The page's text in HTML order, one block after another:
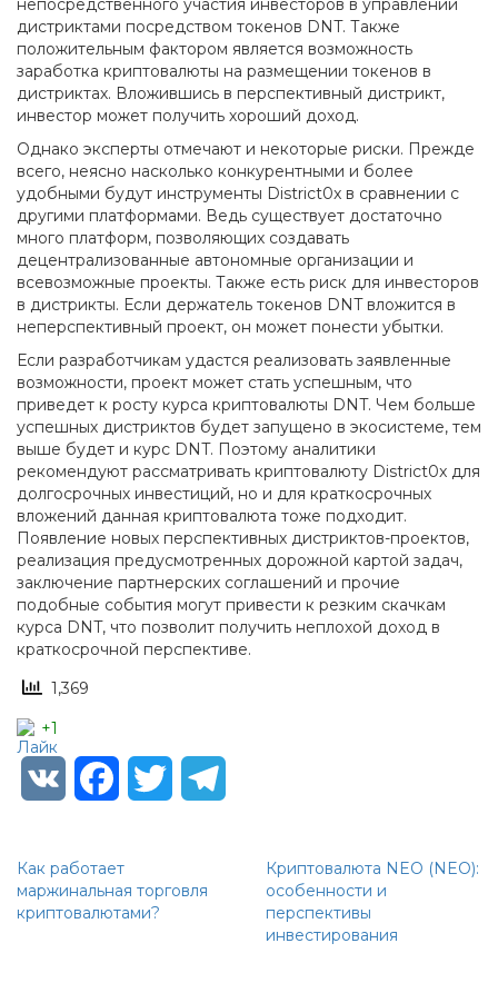
непосредственного участия инвесторов в управлении
дистриктами посредством токенов DNT. Также
положительным фактором является возможность
заработка криптовалюты на размещении токенов в
дистриктах. Вложившись в перспективный дистрикт,
инвестор может получить хороший доход.
Однако эксперты отмечают и некоторые риски. Прежде
всего, неясно насколько конкурентными и более
удобными будут инструменты District0x в сравнении с
другими платформами. Ведь существует достаточно
много платформ, позволяющих создавать
децентрализованные автономные организации и
всевозможные проекты. Также есть риск для инвесторов
в дистрикты. Если держатель токенов DNT вложится в
неперспективный проект, он может понести убытки.
Если разработчикам удастся реализовать заявленные
возможности, проект может стать успешным, что
приведет к росту курса криптовалюты DNT. Чем больше
успешных дистриктов будет запущено в экосистеме, тем
выше будет и курс DNT. Поэтому аналитики
рекомендуют рассматривать криптовалюту District0x для
долгосрочных инвестиций, но и для краткосрочных
вложений данная криптовалюта тоже подходит.
Появление новых перспективных дистриктов-проектов,
реализация предусмотренных дорожной картой задач,
заключение партнерских соглашений и прочие
подобные события могут привести к резким скачкам
курса DNT, что позволит получить неплохой доход в
краткосрочной перспективе.
1,369
+1
VK FacebookTwitter
Как работает
маржинальная торговля
криптовалютами?
Криптовалюта NEO (NEO):
особенности и
перспективы
инвестирования